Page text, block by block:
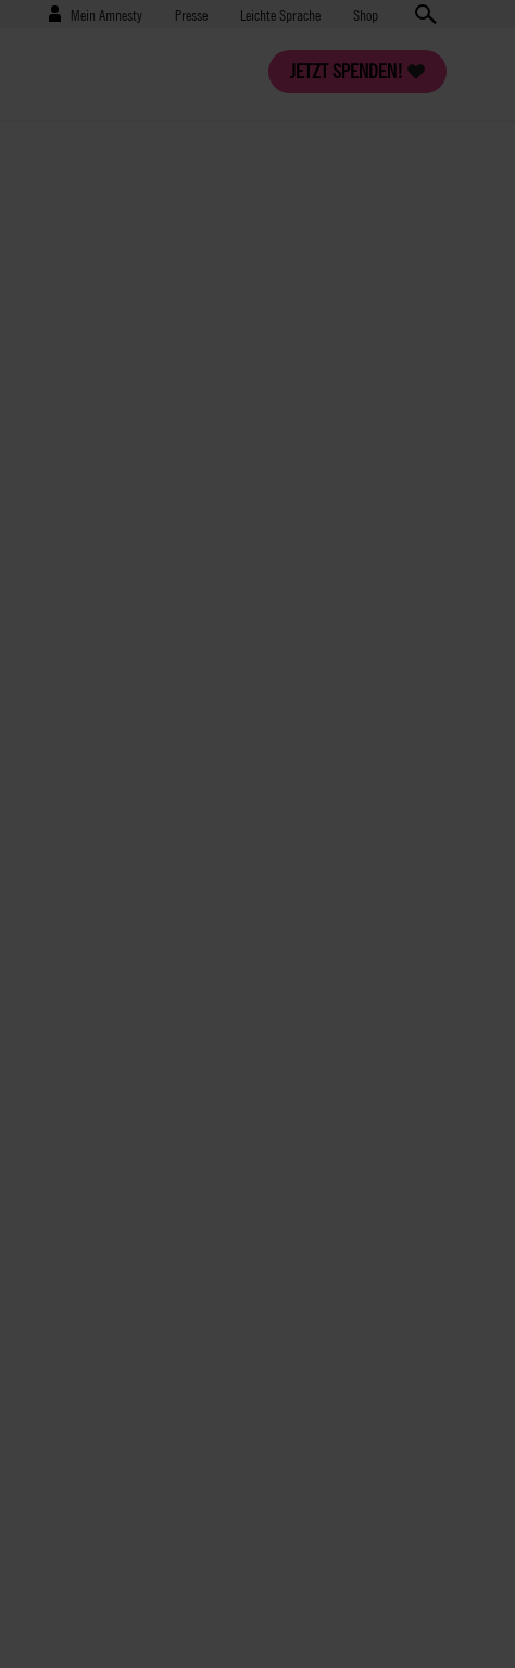
Benutzermenü
Mein Amnesty Presse
Presse Leichte Sprache Shop
JETZT SPENDEN!